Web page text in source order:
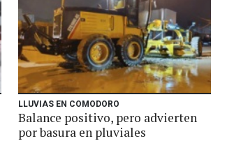
LLUVIAS EN COMODORO
Balance positivo, pero advierten
por basura en pluviales